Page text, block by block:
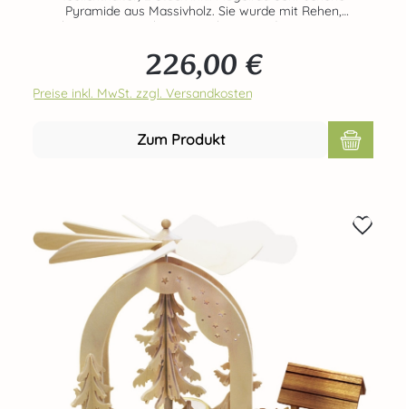
Pyramide aus Massivholz. Sie wurde mit Rehen,
geschnitzten Bäumchen, Futterkrippe und Häuser verziert.
diese schöne Pyramid durch 2 Teelichte. Echte Handarbeit
aus dem Hause RATAGS - Made in Germany - 100%
original Erzgebirge
Regulärer Preis:
226,00 €
Preise inkl. MwSt. zzgl. Versandkosten
Zum Produkt